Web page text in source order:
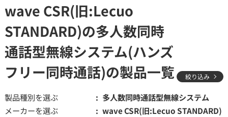
wave CSR(旧:Lecuo
STANDARD)の多人数同時
通話型無線システム(ハンズ
フリー同時通話)の製品一覧
絞り込み
製品種別を選ぶ
多人数同時通話型無線システム
メーカーを選ぶ
wave CSR(旧:Lecuo STANDARD)